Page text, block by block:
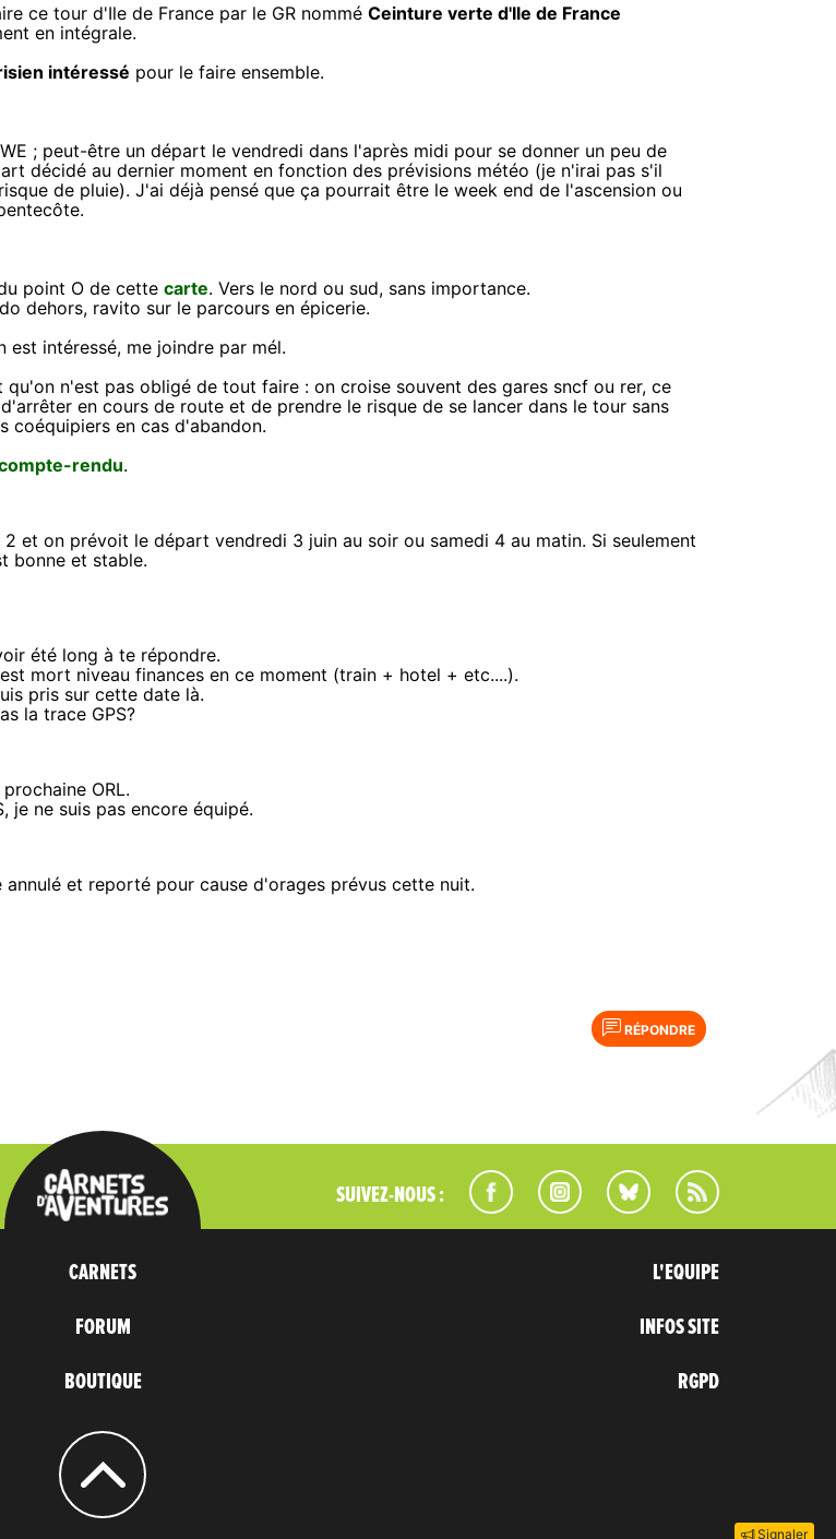
ce tour d'Ile de France par le GR nommé Ceinture verte d'Ile de France
en intégrale.
intéressé pour le faire ensemble.
; peut-être un départ le vendredi dans l'après midi pour se donner un peu de
décidé au dernier moment en fonction des prévisions météo (je n'irai pas s'il
de pluie). J'ai déjà pensé que ça pourrait être le week end de l'ascension ou
point O de cette carte. Vers le nord ou sud, sans importance.
dehors, ravito sur le parcours en épicerie.
est intéressé, me joindre par mél.
qu'on n'est pas obligé de tout faire : on croise souvent des gares sncf ou rer, ce
en cours de route et de prendre le risque de se lancer dans le tour sans
coéquipiers en cas d'abandon.
rendu.
2 et on prévoit le départ vendredi 3 juin au soir ou samedi 4 au matin. Si seulement
bonne et stable.
été long à te répondre.
mort niveau finances en ce moment (train + hotel + etc....).
pris sur cette date là.
la trace GPS?
ORL.
je ne suis pas encore équipé.
annulé et reporté pour cause d'orages prévus cette nuit.
RÉPONDRE
Signaler
SUIVEZ-NOUS :
CARNETS
FORUM
BOUTIQUE
L'EQUIPE
INFOS SITE
RGPD